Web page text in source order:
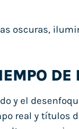
oscuras,
y el
real y títulos